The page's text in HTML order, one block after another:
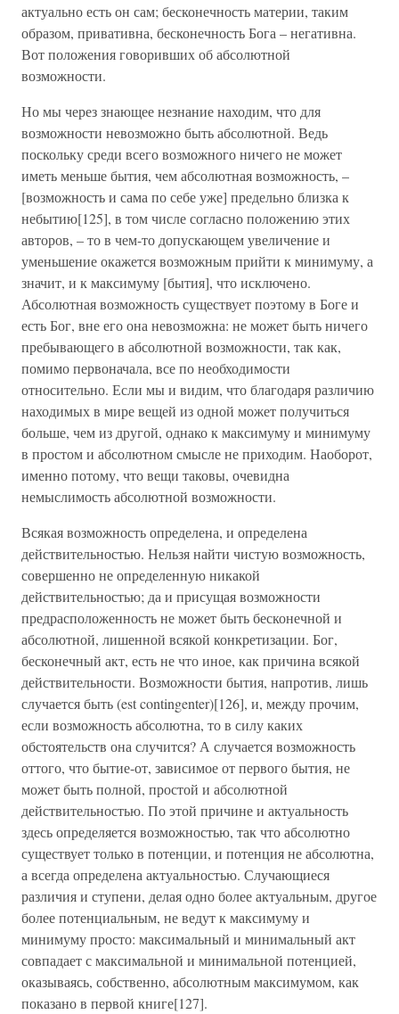
актуально есть он сам; бесконечность материи, таким
образом, привативна, бесконечность Бога – негативна.
Вот положения говоривших об абсолютной
возможности.
Но мы через знающее незнание находим, что для
возможности невозможно быть абсолютной. Ведь
поскольку среди всего возможного ничего не может
иметь меньше бытия, чем абсолютная возможность, –
[возможность и сама по себе уже] предельно близка к
небытию[125], в том числе согласно положению этих
авторов, – то в чем-то допускающем увеличение и
уменьшение окажется возможным прийти к минимуму, а
значит, и к максимуму [бытия], что исключено.
Абсолютная возможность существует поэтому в Боге и
есть Бог, вне его она невозможна: не может быть ничего
пребывающего в абсолютной возможности, так как,
помимо первоначала, все по необходимости
относительно. Если мы и видим, что благодаря различию
находимых в мире вещей из одной может получиться
больше, чем из другой, однако к максимуму и минимуму
в простом и абсолютном смысле не приходим. Наоборот,
именно потому, что вещи таковы, очевидна
немыслимость абсолютной возможности.
Всякая возможность определена, и определена
действительностью. Нельзя найти чистую возможность,
совершенно не определенную никакой
действительностью; да и присущая возможности
предрасположенность не может быть бесконечной и
абсолютной, лишенной всякой конкретизации. Бог,
бесконечный акт, есть не что иное, как причина всякой
действительности. Возможности бытия, напротив, лишь
случается быть (est contingenter)[126], и, между прочим,
если возможность абсолютна, то в силу каких
обстоятельств она случится? А случается возможность
оттого, что бытие-от, зависимое от первого бытия, не
может быть полной, простой и абсолютной
действительностью. По этой причине и актуальность
здесь определяется возможностью, так что абсолютно
существует только в потенции, и потенция не абсолютна,
а всегда определена актуальностью. Случающиеся
различия и ступени, делая одно более актуальным, другое
более потенциальным, не ведут к максимуму и
минимуму просто: максимальный и минимальный акт
совпадает с максимальной и минимальной потенцией,
оказываясь, собственно, абсолютным максимумом, как
показано в первой книге[127].